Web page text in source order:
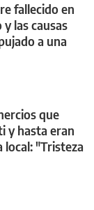
fallecido en
las causas
a una
que
y hasta eran
local: "Tristeza